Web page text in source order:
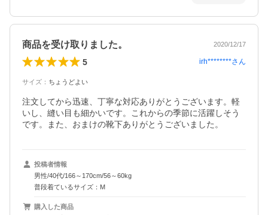
商品を受け取りました。 2020/12/17
5 irh********さん
サイズ ： ちょうどよい
注文してから迅速、丁寧な対応ありがとうございます。軽
いし、縫い目も細かいです。これからの季節に活躍しそう
です。また、おまけの靴下ありがとうございました。
投稿者情報
男性/40代/166～170cm/56～60kg
普段着ているサイズ：M
購入した商品